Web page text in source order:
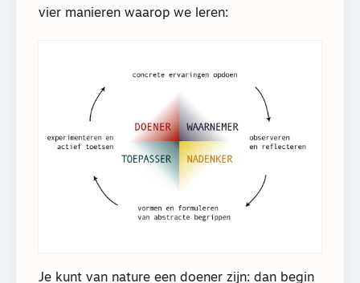
vier manieren waarop we leren:
Je kunt van nature een doener zijn: dan begin